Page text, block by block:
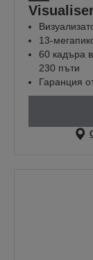
13-
60 кадъра
230 пъти
Гаранция